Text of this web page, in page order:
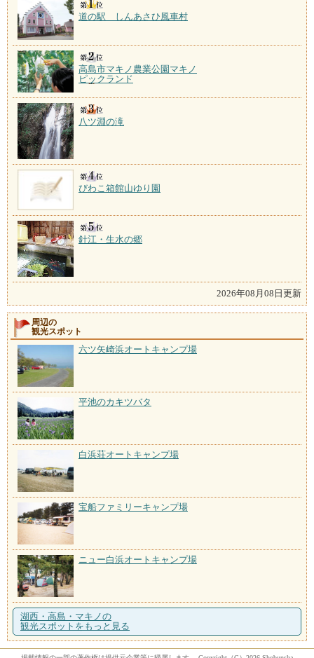
道の駅 しんあさひ風車村
高島市マキノ農業公園マキノ
ピックランド
八ツ淵の滝
びわこ箱館山ゆり園
針江・生水の郷
2026年08月08日更新
周辺の
観光スポット
六ツ矢崎浜オートキャンプ場
平池のカキツバタ
白浜荘オートキャンプ場
宝船ファミリーキャンプ場
ニュー白浜オートキャンプ場
湖西・高島・マキノの
観光スポットをもっと見る